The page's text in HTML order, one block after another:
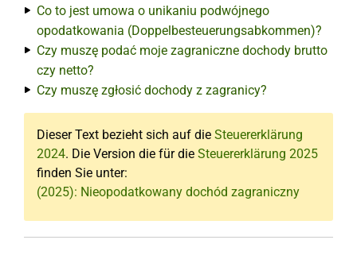
Co to jest umowa o unikaniu podwójnego
opodatkowania (Doppelbesteuerungsabkommen)?
Czy muszę podać moje zagraniczne dochody brutto
czy netto?
Czy muszę zgłosić dochody z zagranicy?
Dieser Text bezieht sich auf die Steuererklärung
2024. Die Version die für die Steuererklärung 2025
finden Sie unter:
(2025): Nieopodatkowany dochód zagraniczny